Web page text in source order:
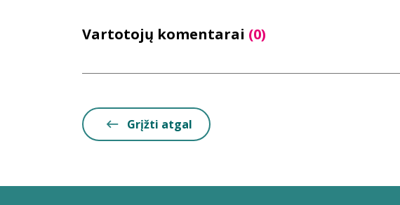
Vartotojų komentarai (0)
Grįžti atgal